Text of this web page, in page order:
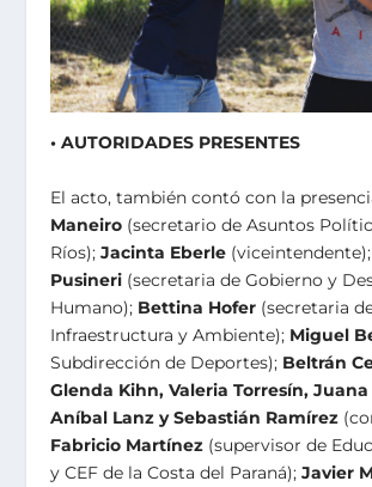
• AUTORIDADES PRESENTES
El acto, también contó con la
Maneiro (secretario de Asuntos
Ríos);Jacinta Eberle
Pusineri (secretaria de Gobierno y
Humano); Bettina Hofer (secretaria
Infraestructura y Ambiente); Miguel
Subdirección de Deportes); Beltrán
Glenda Kihn, Valeria Torresín,
Aníbal Lanz y Sebastián Ramírez
Fabricio Martínez (supervisor de
y CEF de la Costa del Paraná);Javier